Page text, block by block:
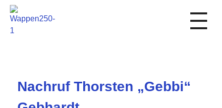
Nachruf Thorsten „Gebbi“